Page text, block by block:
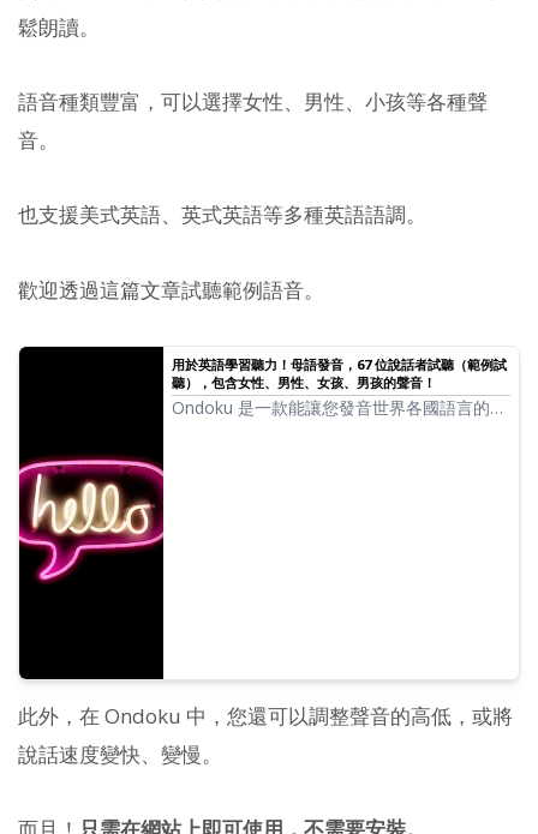
鬆朗讀。
語音種類豐富，可以選擇女性、男性、小孩等各種聲
音。
也支援美式英語、英式英語等多種英語語調。
歡迎透過這篇文章試聽範例語音。
用於英語學習聽力！母語發音，67 位說話者試聽（範例試
聽），包含女性、男性、女孩、男孩的聲音！
Ondoku 是一款能讓您發音世界各國語言的文
此外，在 Ondoku 中，您還可以調整聲音的高低，或將
說話速度變快、變慢。